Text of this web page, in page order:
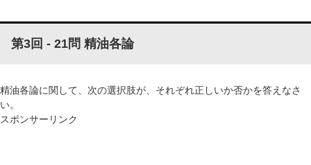
第3回 - 21問 精油各論
精油各論に関して、次の選択肢が、それぞれ正しいか否かを答えなさ
い。
スポンサーリンク